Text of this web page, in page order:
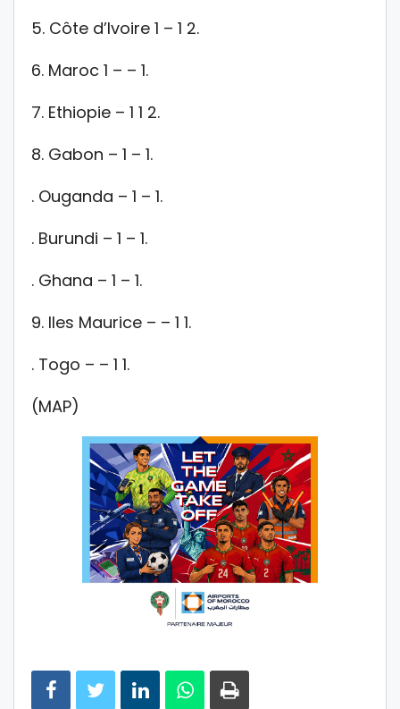
5. Côte d’Ivoire 1 – 1 2.
6. Maroc 1 – – 1.
7. Ethiopie – 1 1 2.
8. Gabon – 1 – 1.
. Ouganda – 1 – 1.
. Burundi – 1 – 1.
. Ghana – 1 – 1.
9. Iles Maurice – – 1 1.
. Togo – – 1 1.
(MAP)